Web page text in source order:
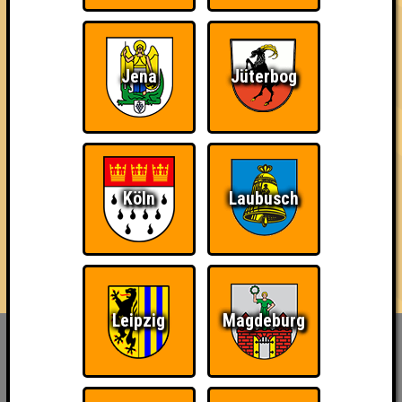
13 10 11 34
5. Das Problem
11 30
6. Diagnose Jemonique
9 13 5 27
7. Sachsenschweine
10 6
7. Team Korsakov
11 23
Inhaber & Geschäftsführer:
Georg Martin // Quizlabor
Sandower Straße 56
Jena Jüterbog
Köln Laubusch
Leipzig Magdeburg